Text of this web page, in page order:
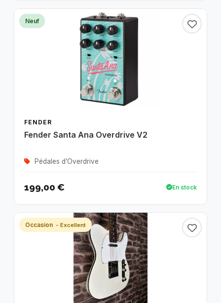
Neuf
FENDER
Fender Santa Ana Overdrive V2
Pédales d’Overdrive
199,00 € En stock
Occasion - Excellent